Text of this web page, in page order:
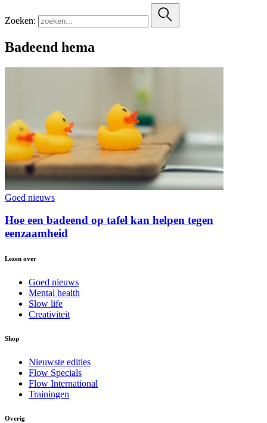
Zoeken:
Badeend hema
Goed nieuws
Hoe een badeend op tafel kan helpen tegen
eenzaamheid
Lezen over
Goed nieuws
Mental health
Slow life
Creativiteit
Shop
Nieuwste edities
Flow Specials
Flow International
Trainingen
Overig